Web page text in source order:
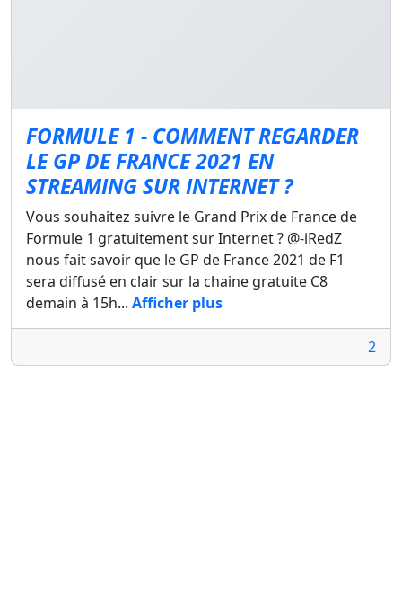
FORMULE 1 - COMMENT REGARDER
LE GP DE FRANCE 2021 EN
STREAMING SUR INTERNET ?
Vous souhaitez suivre le Grand Prix de France de
Formule 1 gratuitement sur Internet ? @-iRedZ
nous fait savoir que le GP de France 2021 de F1
sera diffusé en clair sur la chaine gratuite C8
demain à 15h... Afficher plus
2